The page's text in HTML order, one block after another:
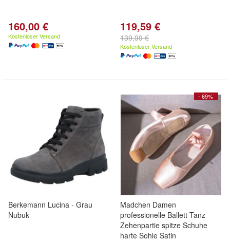
160,00 €
Kostenloser Versand
119,59 €
139,99 €
Kostenloser Versand
Berkemann Lucina - Grau
Nubuk
- 69%
Madchen Damen
professionelle Ballett Tanz
Zehenpartie spitze Schuhe
harte Sohle Satin